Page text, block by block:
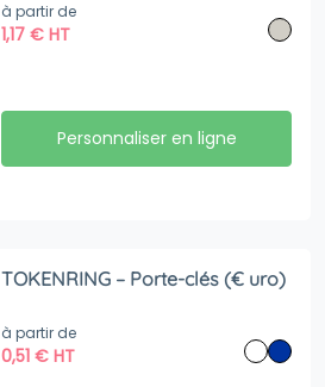
à partir de
1,17€ HT
Personnaliser en ligne
TOKENRING – Porte-clés (€ uro)
à partir de
0,51€ HT